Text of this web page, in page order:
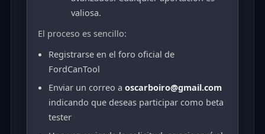
valiosa.
El proceso es sencillo:
Registrarse en el foro oficial de
FordCanTool
Enviar un correo a oscarboiro@gmail.com
indicando que deseas participar como beta
tester